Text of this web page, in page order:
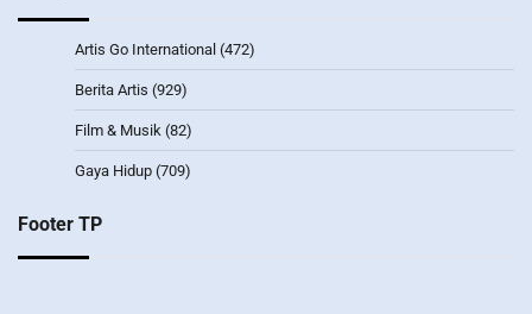
Artis Go International (472)
Berita Artis (929)
Film & Musik (82)
Gaya Hidup (709)
Footer TP